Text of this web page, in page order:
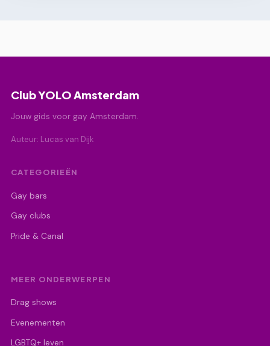
Club YOLO Amsterdam
Jouw gids voor gay Amsterdam.
Auteur: Lucas van Dijk
CATEGORIEËN
Gay bars
Gay clubs
Pride & Canal
MEER ONDERWERPEN
Drag shows
Evenementen
LGBTQ+ leven